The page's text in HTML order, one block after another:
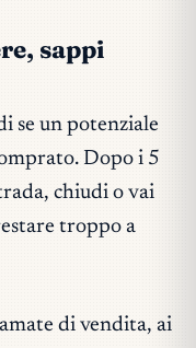
sappi
se un potenziale
Dopo i 5
chiudi o vai
troppo a
di vendita, ai